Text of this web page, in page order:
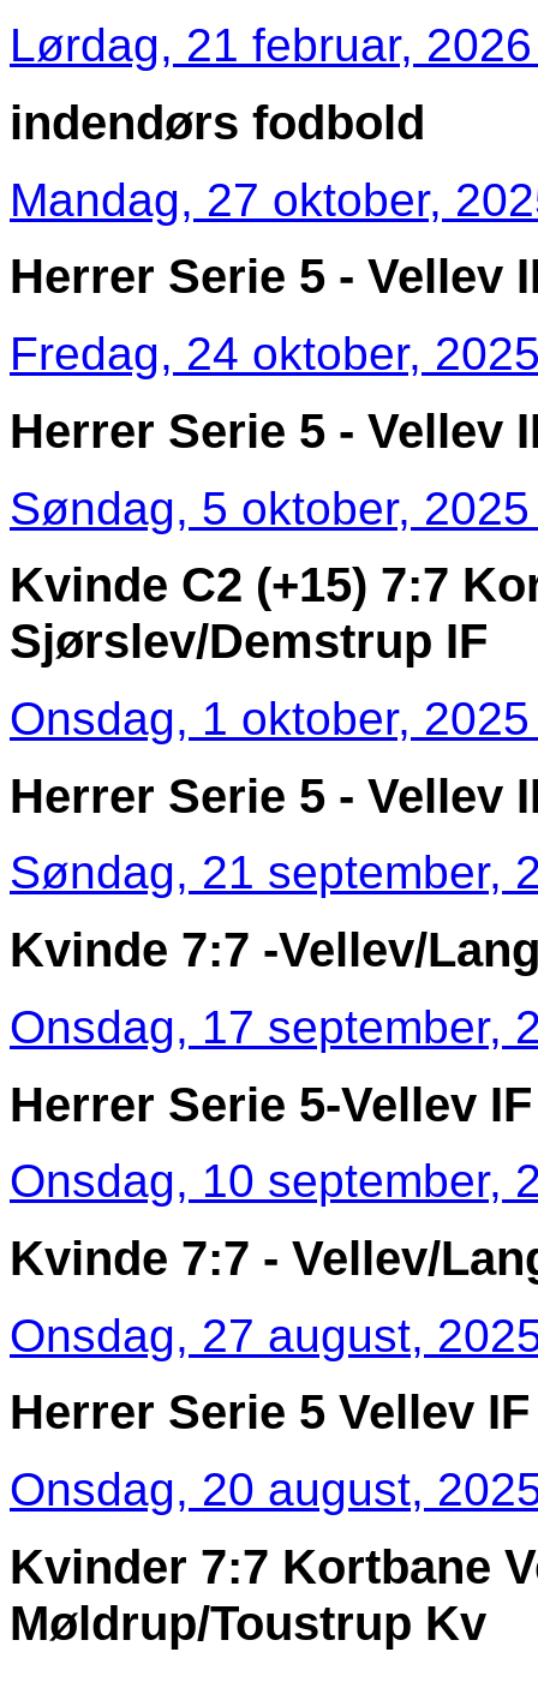
Lørdag, 21 februar,
indendørs fodbold
Mandag, 27 oktober,
Herrer Serie 5 - Vellev
Fredag, 24 oktober,
Herrer Serie 5 - Vellev
Søndag, 5 oktober,
Kvinde C2 (+15) 7:7
Sjørslev/Demstrup IF
Onsdag, 1 oktober,
Herrer Serie 5 - Vellev
Søndag, 21 september,
Kvinde 7:7 -Vellev/
Onsdag, 17 september,
Herrer Serie 5-Vellev
Onsdag, 10 september,
Kvinde 7:7 - Vellev/
Onsdag, 27 august,
Herrer Serie 5 Vellev
Onsdag, 20 august,
Kvinder 7:7 Kortbane
Møldrup/Toustrup Kv